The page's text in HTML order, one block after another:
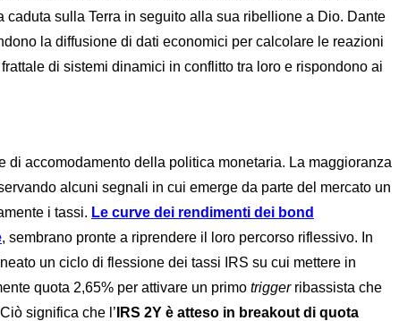
sulla Terra in seguito alla sua ribellione a Dio. Dante
la diffusione di dati economici per calcolare le reazioni
di sistemi dinamici in conflitto tra loro e rispondono ai
accomodamento della politica monetaria. La maggioranza
alcuni segnali in cui emerge da parte del mercato un
i tassi. Le curve dei rendimenti dei bond
, sembrano pronte a riprendere il loro percorso riflessivo. In
un ciclo di flessione dei tassi IRS su cui mettere in
quota 2,65% per attivare un primo triggerribassista che
significa che l’ IRS 2Y è atteso in breakout di quota